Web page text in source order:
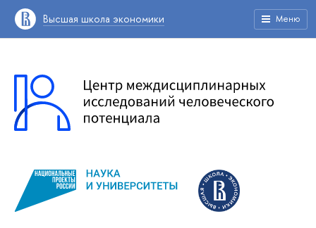
Высшая школа экономики Меню